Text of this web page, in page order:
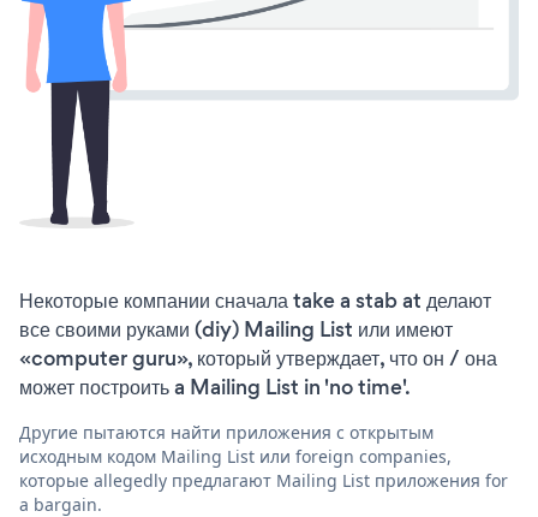
Некоторые компании сначала take a stab at делают
все своими руками (diy) Mailing List или имеют
«computer guru», который утверждает, что он / она
может построить a Mailing List in 'no time'.
Другие пытаются найти приложения с открытым
исходным кодом Mailing List или foreign companies,
которые allegedly предлагают Mailing List приложения for
a bargain.